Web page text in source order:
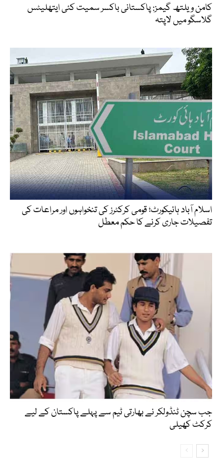
کامن ویلتھ گیمز: پاکستانی باکسر سمیت کئی ایتھلیٹس
گلاسگو میں لاپتہ
اسلام آباد ہائیکورٹ؛ قومی کرکٹرز کی تنخواہوں اور مراعات کی
تفصیلات جاری کرنے کا حکم معطل
جب سچن ٹنڈولکر نے بھارتی ٹیم سے پہلے پاکستان کے لیے
کرکٹ کھیلی